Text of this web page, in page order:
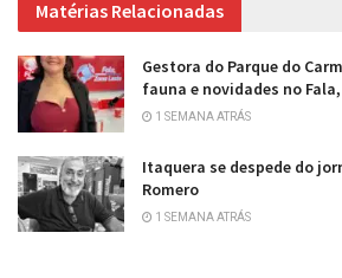
Matérias Relacionadas
Gestora do Parque do
fauna e novidades no Fala,
1 SEMANA ATRÁS
Itaquera se despede do
Romero
1 SEMANA ATRÁS